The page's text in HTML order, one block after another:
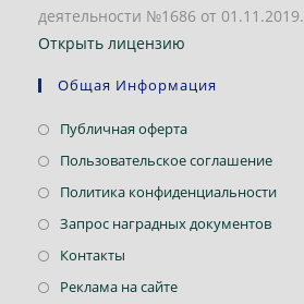
деятельности №1686 от 01.11.2019.
Открыть лицензию
Общая Информация
Публичная офертаОткроется
в
Пользовательское соглашение
в
Политика конфиденциальности
Запрос наградных документов
Контакты
в
Реклама на сайтеОткроется